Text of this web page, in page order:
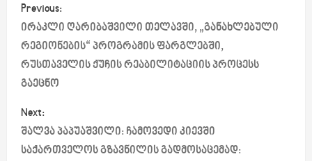
o
s
t
n
a
Previous:
ირაკლი ღარიბაშვილი თელავში, „განახლებული
რეგიონების“ პროგრამის ფარგლებში,
რუსთაველის ქუჩის რეაბილიტაციის პროცესს
გაეცნო
Next:
შალვა პაპუაშვილი: ჩამოვედი კიევში
საქართველოს გზავნილის გადმოსაცემად: